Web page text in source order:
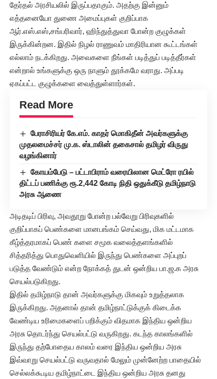
தேர்தல் அரசியலில் இருப்பதாகும். அதற்கு இன்னும்
எத்தனையோ துணை அமைப்புகள் குறிப்பாக
ஆர்.எஸ்.எஸ்,சங்பரிவார், ஹிந்துத்துவா போன்ற குழுக்கள்
இருக்கின்றன. இதில் நிழல் ராணுவம் மாதிரியான கூட்டங்கள்
எல்லாம் நடக்கிறது. அவைகளை நீங்கள் படித்துப் படித்தீர்கள்
என்றால் உங்களுக்கு ஒரு நாளும் தூக்கமே வராது. அப்படி
ஏகப்பட்ட குழுக்களை வைத்துள்ளார்கள்.
Read More
பேராசிரியர் கே.எம். காதர் மொகிதீன் அவர்களுக்கு
முதலமைச்சர் மு.க. ஸ்டாலின் தகைசால் தமிழர் விருது
வழங்கினார்
கோயம்பேடு – பட்டாபிராம் வரையிலான மெட்ரோ ரயில்
திட்டப் பணிக்கு ரூ.2,442 கோடி நிதி ஒதுக்கீடு தமிழ்நாடு
அரசு ஆணை
அடிதடிப் பிரிவு, அவதூறு போன்ற பல்வேறு பிரிவுகளில்
குறிப்பாகப் பெண்களை மானபங்கம் செய்வது, மிக மட்டமாக
கீழ்த்தரமாகப் பெண் களை சமூக வலைத்தளங்களில்
சித்தரித்து பொதுவெளியில் இருந்து பெண்களை அப்புறப்
படுத்த வேண்டும் என்ற நோக்கத் துடன் ஒன்றிய பா.ஜ.க அரசு
செயல்படுகிறது.
இதில் தமிழ்நாடு தான் அவர்களுக்கு மிகவும் உறுத்தலாக
இருக்கிறது. அதனால் தான் தமிழ்நாட்டுக்குக் கிடைக்க
வேண்டிய உரிமைகளைப் பறிக்கும் விதமாக இந்திய ஒன்றிய
அரசு தொடர்ந்து செயல்பட்டு வருகிறது. கடந்த காலங்களில்
இருந்து தற்போதைய காலம் வரை இந்திய ஒன்றிய அரசு
இவ்வாறு செயல்பட்டு வருவதால் மேலும் முன்னேற்ற பாதையில்
செல்லக்கூடிய தமிழ்நாட்டை இந்திய ஒன்றிய அரசு தனது